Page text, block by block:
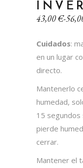
43,00€-
Rango
desde
43,00 €
hasta
56,00 €
Cuidados:
en un lugar
directo.
Mantenerlo
humedad,
15
pierde
cerrar.
Mantener el